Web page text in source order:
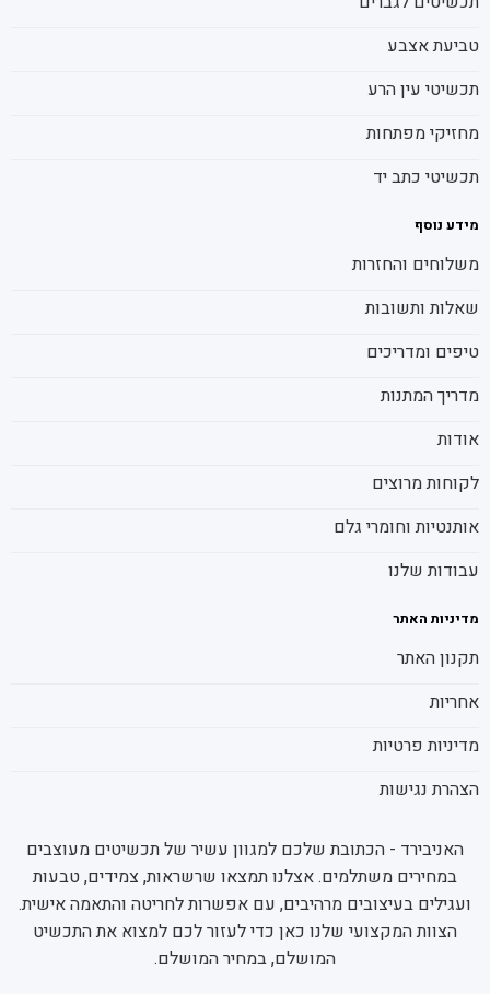
טביעת אצבע
תכשיטי עין הרע
מחזיקי מפתחות
תכשיטי כתב יד
מידע נוסף
משלוחים והחזרות
שאלות ותשובות
טיפים ומדריכים
מדריך המתנות
אודות
לקוחות מרוצים
אותנטיות וחומרי גלם
עבודות שלנו
מדיניות האתר
תקנון האתר
אחריות
מדיניות פרטיות
הצהרת נגישות
האניבירד - הכתובת שלכם למגוון עשיר של תכשיטים מעוצבים
במחירים משתלמים. אצלנו תמצאו שרשראות, צמידים, טבעות
ועגילים בעיצובים מרהיבים, עם אפשרות לחריטה והתאמה אישית.
הצוות המקצועי שלנו כאן כדי לעזור לכם למצוא את התכשיט
המושלם, במחיר המושלם.